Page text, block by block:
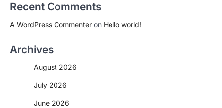
Recent Comments
A WordPress Commenter on Hello world!
Archives
August 2026
July 2026
June 2026